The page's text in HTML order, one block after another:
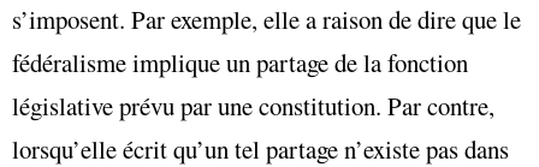
s’imposent. Par exemple, elle a raison de dire que le
fédéralisme implique un partage de la fonction
législative prévu par une constitution. Par contre,
lorsqu’elle écrit qu’un tel partage n’existe pas dans